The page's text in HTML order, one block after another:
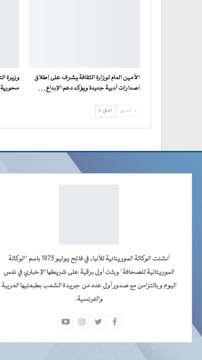
الأمين العام لوزارة الثقافة يشرف على إطلاق
إصدارات أدبية جديدة ويؤكد دعم الإبداع…
وزيرة
محورية
السابق التالي
أنشئت الوكالة الموريتانية للأنباء في فاتح يوليو 1975 باسم "الوكالة
الموريتانية للصحافة" وبثت أول برقية على شريطها الإخباري في نفس
اليوم و بالتزامن مع صدور أول عدد من جريدة الشعب بطبعتيها العربية
والفرنسية.